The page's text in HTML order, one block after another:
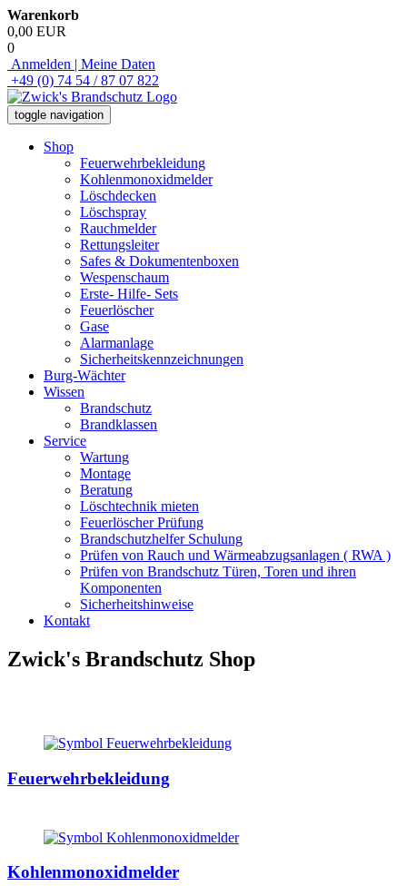
Warenkorb
0,00 EUR
0
Anmelden | Meine Daten
+49 (0) 74 54 / 87 07 822
toggle navigation
Shop
Feuerwehrbekleidung
Kohlenmonoxidmelder
Löschdecken
Löschspray
Rauchmelder
Rettungsleiter
Safes & Dokumentenboxen
Wespenschaum
Erste- Hilfe- Sets
Feuerlöscher
Gase
Alarmanlage
Sicherheitskennzeichnungen
Burg-Wächter
Wissen
Brandschutz
Brandklassen
Service
Wartung
Montage
Beratung
Löschtechnik mieten
Feuerlöscher Prüfung
Brandschutzhelfer Schulung
Prüfen von Rauch und Wärmeabzugsanlagen ( RWA )
Prüfen von Brandschutz Türen, Toren und ihren
Komponenten
Sicherheitshinweise
Kontakt
Zwick's Brandschutz Shop
Feuerwehrbekleidung
Kohlenmonoxidmelder